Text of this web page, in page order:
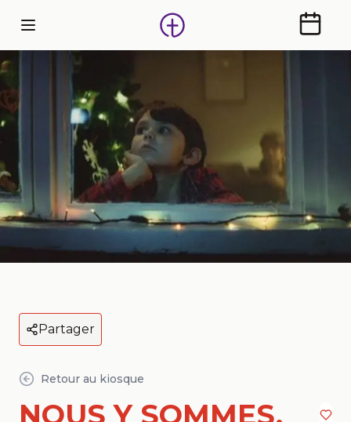
Partager
Retour au kiosque
NOUS Y SOMMES,